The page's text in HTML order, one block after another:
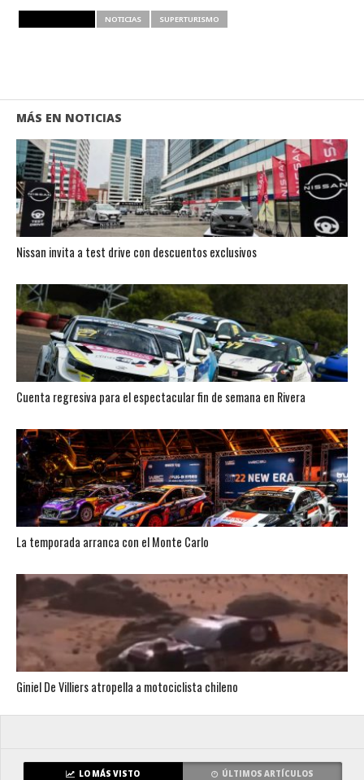
NOTICIAS SUPERTURISMO
MÁS EN NOTICIAS
Nissan invita a test drive con descuentos exclusivos
Cuenta regresiva para el espectacular fin de semana en Rivera
La temporada arranca con el Monte Carlo
Giniel De Villiers atropella a motociclista chileno
LO MÁS VISTO ÚLTIMOS ARTÍCULOS